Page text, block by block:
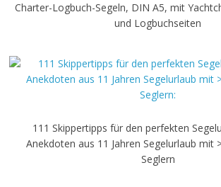
Charter-Logbuch-Segeln, DIN A5, mit
und Logbuchseiten
111 Skippertipps für den perfekten
Anekdoten aus 11 Jahren Segelurlaub mit
Seglern